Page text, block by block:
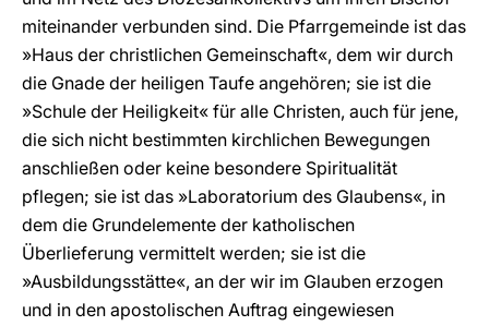
miteinander verbunden sind. Die Pfarrgemeinde ist das
»Haus der christlichen Gemeinschaft«, dem wir durch
die Gnade der heiligen Taufe angehören; sie ist die
»Schule der Heiligkeit« für alle Christen, auch für jene,
die sich nicht bestimmten kirchlichen Bewegungen
anschließen oder keine besondere Spiritualität
pflegen; sie ist das »Laboratorium des Glaubens«, in
dem die Grundelemente der katholischen
Überlieferung vermittelt werden; sie ist die
»Ausbildungsstätte«, an der wir im Glauben erzogen
und in den apostolischen Auftrag eingewiesen